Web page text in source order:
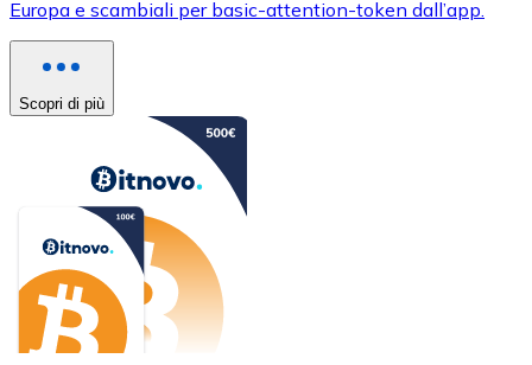
Europa e scambiali per basic-attention-token dall’app.
Scopri di più